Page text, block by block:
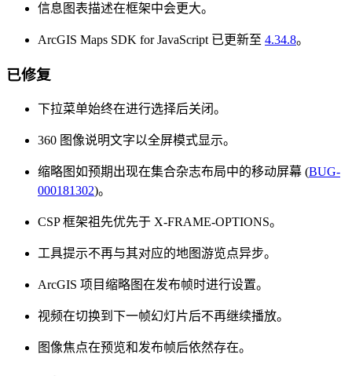
信息图表描述在框架中会更大。
ArcGIS Maps SDK for JavaScript 已更新至 4.34.8。
已修复
下拉菜单始终在进行选择后关闭。
360 图像说明文字以全屏模式显示。
缩略图如预期出现在集合杂志布局中的移动屏幕 (BUG-
000181302)。
CSP 框架祖先优先于 X-FRAME-OPTIONS。
工具提示不再与其对应的地图游览点异步。
ArcGIS 项目缩略图在发布帧时进行设置。
视频在切换到下一帧幻灯片后不再继续播放。
图像焦点在预览和发布帧后依然存在。